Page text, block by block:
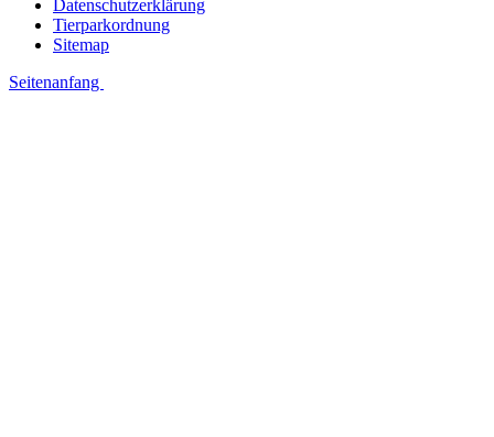
Datenschutzerklärung
Tierparkordnung
Sitemap
Seitenanfang